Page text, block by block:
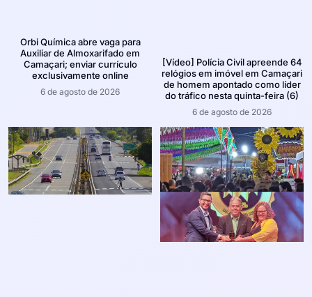
Orbi Química abre vaga para
Auxiliar de Almoxarifado em
Camaçari; enviar currículo
exclusivamente online
6 de agosto de 2026
[Vídeo] Polícia Civil apreende 64
relógios em imóvel em Camaçari
de homem apontado como líder
do tráfico nesta quinta-feira (6)
6 de agosto de 2026